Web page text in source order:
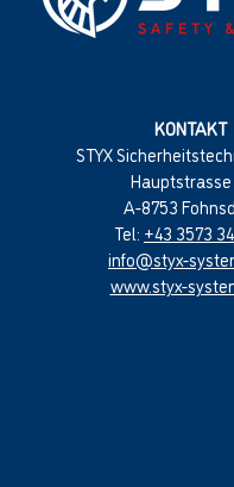
KONTAKT
STYX
Hauptstrasse
A-8753
Tel: +43 3573
info@styx-
www.styx-